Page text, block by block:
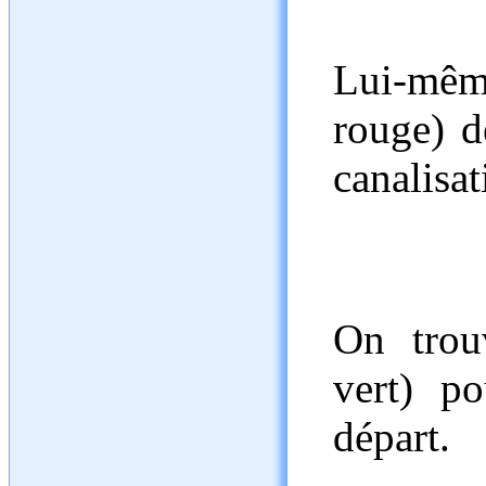
Lui-
rouge)
On
vert)
départ.